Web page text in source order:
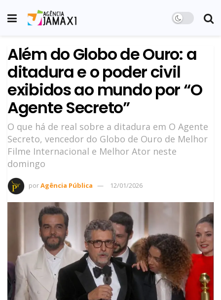
Além do Globo de Ouro: a
ditadura e o poder civil
exibidos ao mundo por “O
Agente Secreto”
O que há de real sobre a ditadura em O Agente
Secreto, vencedor do Globo de Ouro de Melhor
Filme Internacional e Melhor Ator neste
domingo
porAgência Pública 12/01/2026